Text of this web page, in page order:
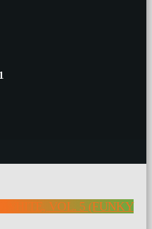
VOL. 5 (FUNKY